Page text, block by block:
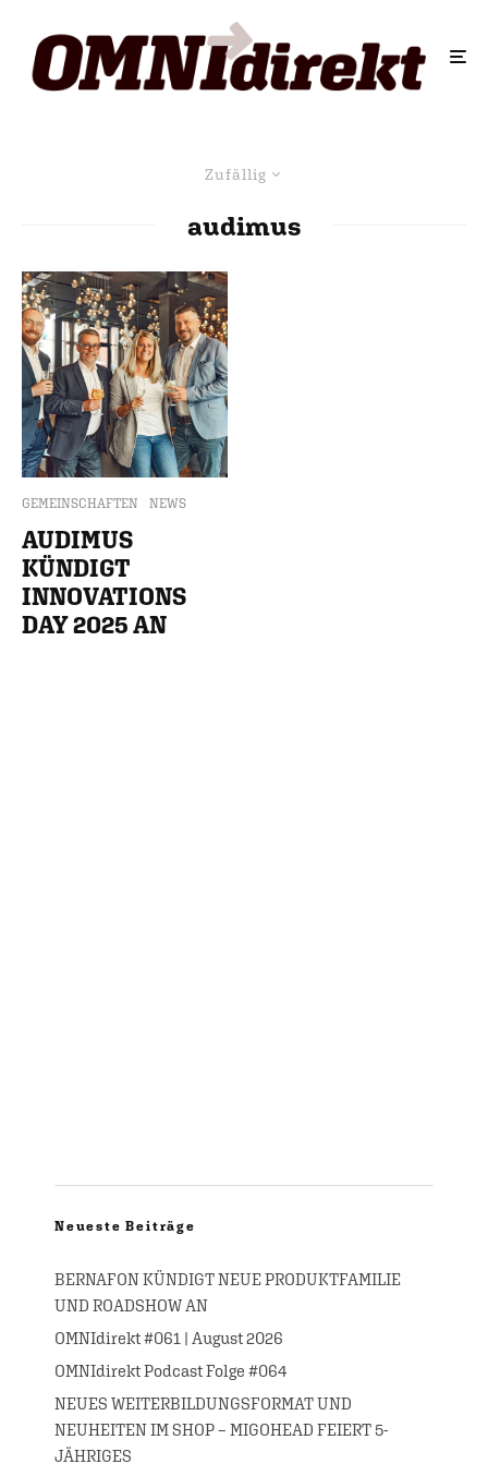
Zufällig
audimus
GEMEINSCHAFTEN NEWS
AUDIMUS
KÜNDIGT
INNOVATIONS
DAY 2025 AN
Neueste Beiträge
BERNAFON KÜNDIGT NEUE PRODUKTFAMILIE
UND ROADSHOW AN
OMNIdirekt #061 | August 2026
OMNIdirekt Podcast Folge #064
NEUES WEITERBILDUNGSFORMAT UND
NEUHEITEN IM SHOP – MIGOHEAD FEIERT 5-
JÄHRIGES